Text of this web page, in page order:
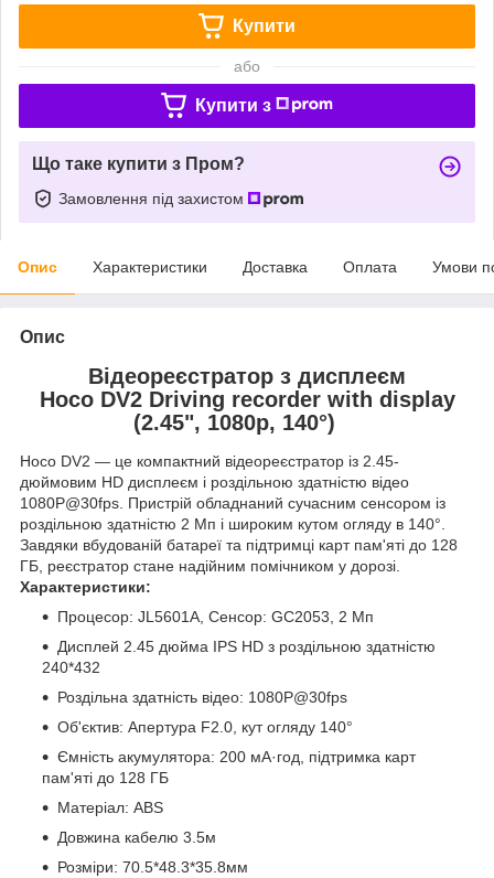
Купити
або
Купити з
Що таке купити з Пром?
Замовлення під захистом
Опис Характеристики Доставка Оплата Умови
Опис
Відеореєстратор з дисплеєм
Hoco DV2 Driving recorder with display
(2.45", 1080p, 140°)
Hoco DV2 — це компактний відеореєстратор із 2.45-
дюймовим HD дисплеєм і роздільною здатністю відео
1080P@30fps. Пристрій обладнаний сучасним сенсором із
роздільною здатністю 2 Мп і широким кутом огляду в 140°.
Завдяки вбудованій батареї та підтримці карт пам'яті до 128
ГБ, реєстратор стане надійним помічником у дорозі.
Характеристики:
Процесор: JL5601A, Сенсор: GC2053, 2 Мп
Дисплей 2.45 дюйма IPS HD з роздільною здатністю
240*432
Роздільна здатність відео: 1080P@30fps
Об'єктив: Апертура F2.0, кут огляду 140°
Ємність акумулятора: 200 мА·год, підтримка карт
пам'яті до 128 ГБ
Матеріал: ABS
Довжина кабелю 3.5м
Розміри: 70.5*48.3*35.8мм